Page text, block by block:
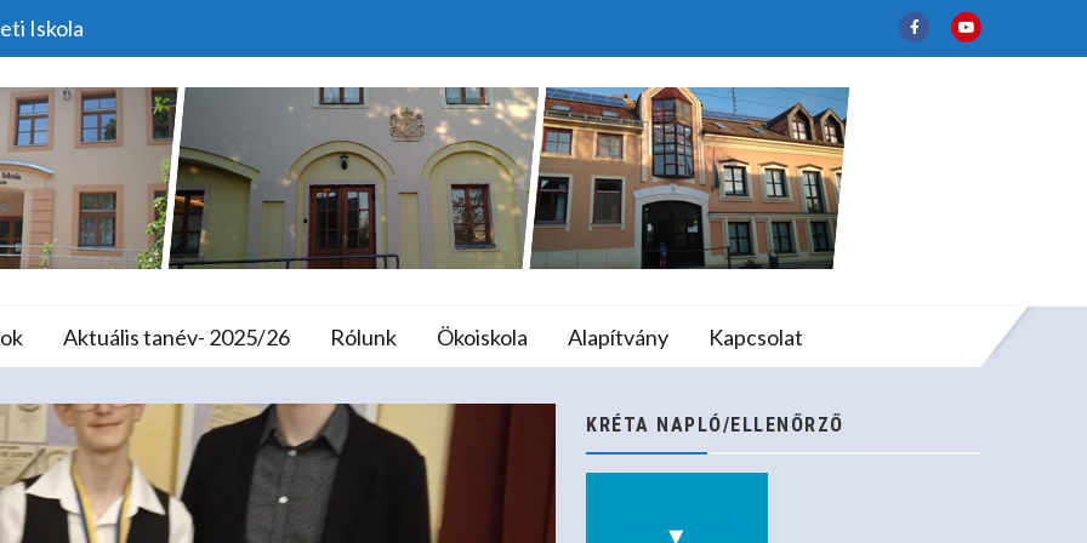
Iskola
Iskola és Alapfokú Művészeti
Aktuális tanév- 2025/26 Rólunk Ökoiskola Alapítvány Kapcsolat
Dunántúli Regionális Fafúvósverseny Sikere
Csupor László VIII. Dél-Dunántúli Regionális Fafúvósverseny Sikere
KRÉTA NAPLÓ/ELLENŐRZŐ